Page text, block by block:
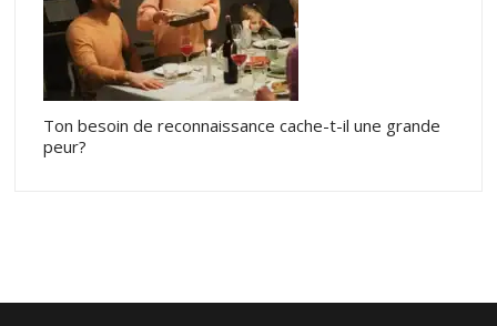
Ton besoin de reconnaissance cache-t-il une grande
peur?